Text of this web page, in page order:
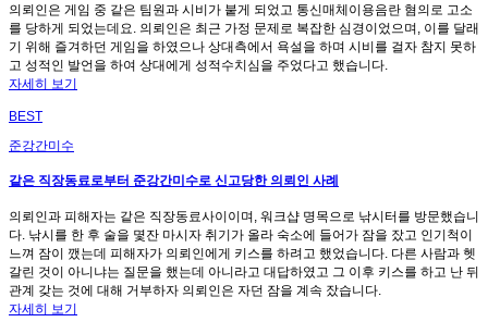
의뢰인은 게임 중 같은 팀원과 시비가 붙게 되었고 통신매체이용음란 혐의로 고소
를 당하게 되었는데요. 의뢰인은 최근 가정 문제로 복잡한 심경이었으며, 이를 달래
기 위해 즐겨하던 게임을 하였으나 상대측에서 욕설을 하며 시비를 걸자 참지 못하
고 성적인 발언을 하여 상대에게 성적수치심을 주었다고 했습니다.
자세히 보기
BEST
준강간미수
같은 직장동료로부터 준강간미수로 신고당한 의뢰인 사례
의뢰인과 피해자는 같은 직장동료사이이며, 워크샵 명목으로 낚시터를 방문했습니
다. 낚시를 한 후 술을 몇잔 마시자 취기가 올라 숙소에 들어가 잠을 잤고 인기척이
느껴 잠이 깼는데 피해자가 의뢰인에게 키스를 하려고 했었습니다. 다른 사람과 헷
갈린 것이 아니냐는 질문을 했는데 아니라고 대답하였고 그 이후 키스를 하고 난 뒤
관계 갖는 것에 대해 거부하자 의뢰인은 자던 잠을 계속 잤습니다.
자세히 보기